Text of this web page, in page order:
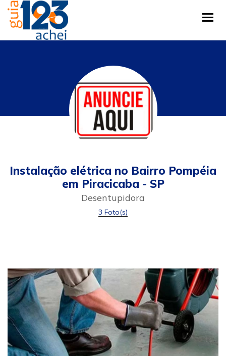
Instalação elétrica no Bairro Pompéia
em Piracicaba - SP
Desentupidora
3 Foto(s)